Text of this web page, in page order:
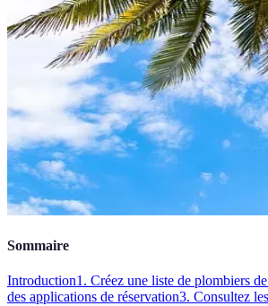
Sommaire
Introduction1. Créez une liste de plombiers
des applications de réservation3. Consultez